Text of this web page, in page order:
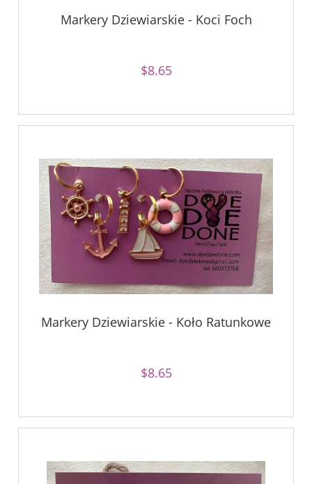
Markery Dziewiarskie - Koci Foch
$8.65
Markery Dziewiarskie - Koło Ratunkowe
$8.65